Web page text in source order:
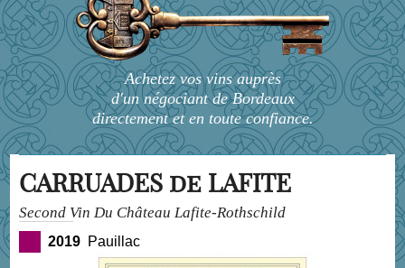
Achetez vos vins auprès
d'un négociant de Bordeaux
directement et en toute confiance.
CARRUADES de LAFITE
Second Vin Du Château Lafite-Rothschild
2019 Pauillac